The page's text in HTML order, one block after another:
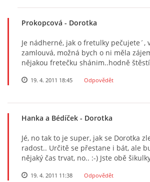
Prokopcová - Dorotka
Je nádherné, jak o fretulky pečujete´,
zamlouvá, možná bych o ni měla
nějakou fretečku shánim..hodně
19. 4. 2011 18:45 Odpovědět
Hanka a Bédíček - Dorotka
Jé, no tak to je super, jak se Dorotka
radost.. Určitě se přestane i bát, ale
nějaký čas trvat, no.. :-) Jste obě
19. 4. 2011 11:38 Odpovědět